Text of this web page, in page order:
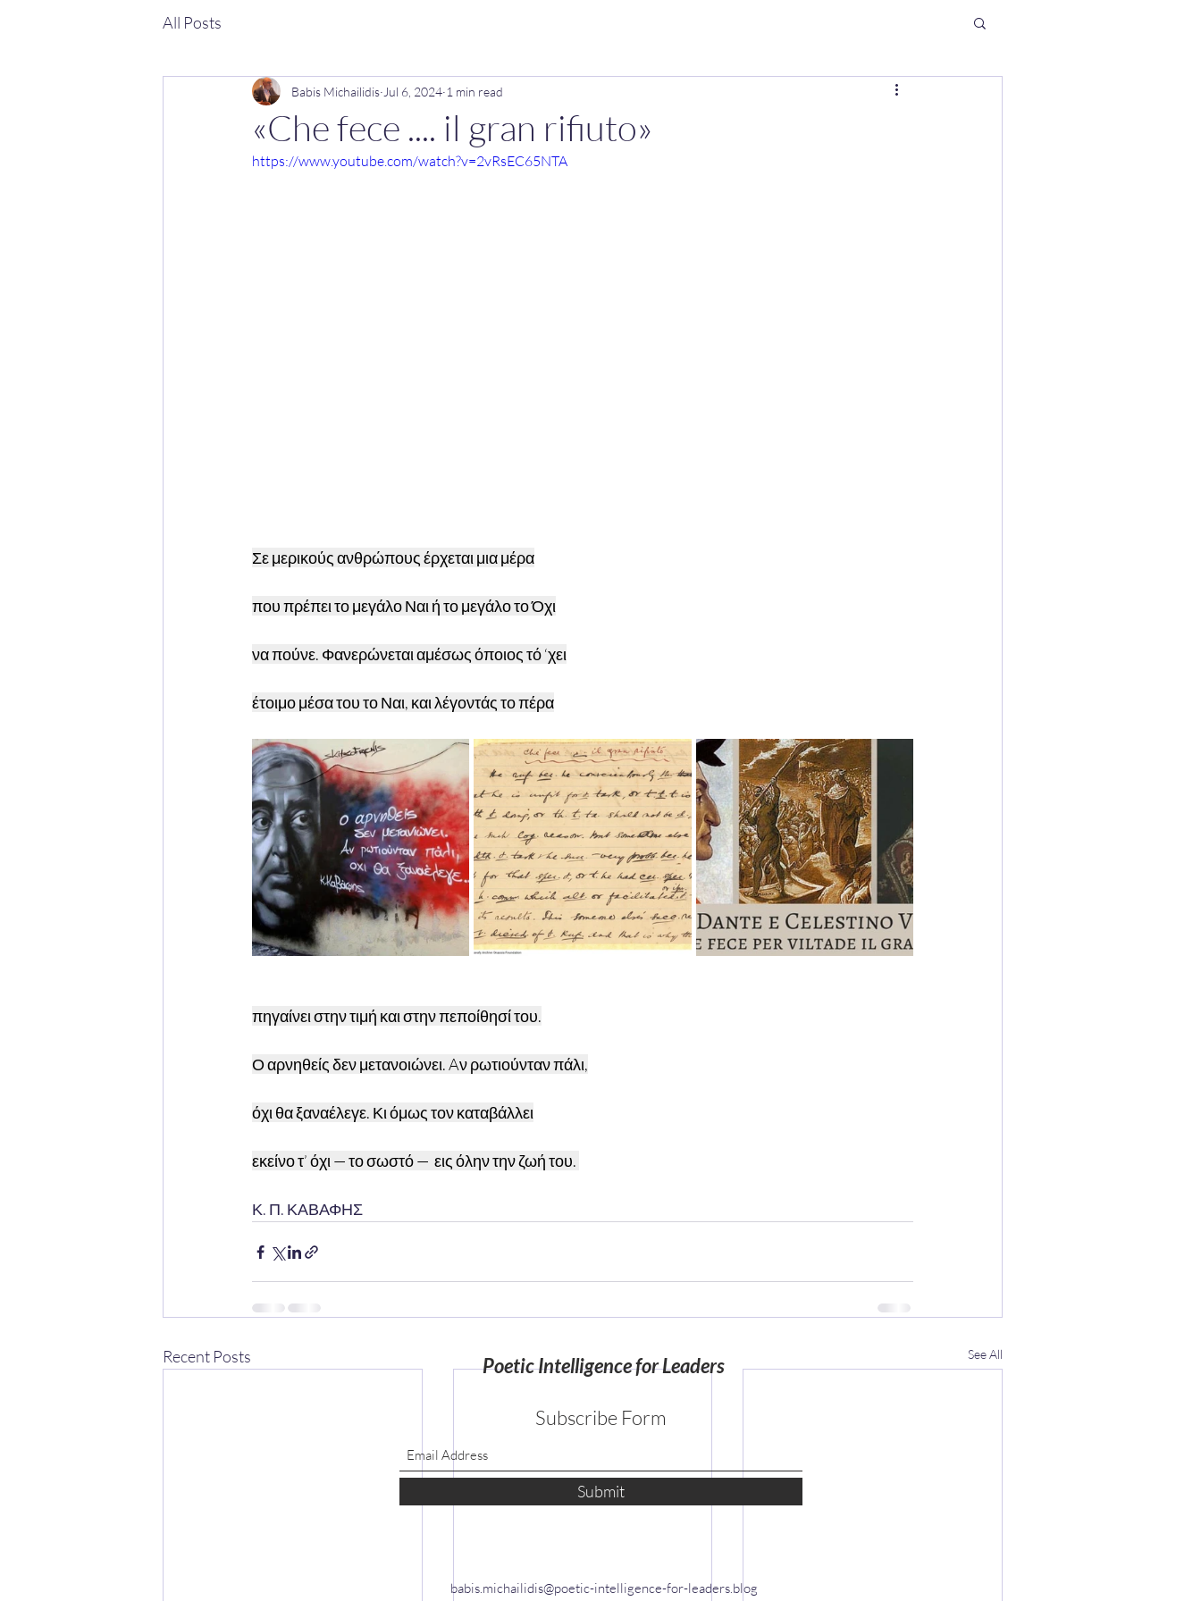
All Posts
«Che fece .... il gran rifiuto»
Babis Michailidis Jul 6, 2024 1 min read
https://www.youtube.com/watch?v=2vRsEC65NTA
Σε μερικούς ανθρώπους έρχεται μια μέρα
που πρέπει το μεγάλο Ναι ή το μεγάλο το Όχι
να πούνε. Φανερώνεται αμέσως όποιος τό ‘χει
έτοιμο μέσα του το Ναι, και λέγοντάς το πέρα
πηγαίνει στην τιμή και στην πεποίθησί του.
Ο αρνηθείς δεν μετανοιώνει. Aν ρωτιούνταν πάλι,
όχι θα ξαναέλεγε. Κι όμως τον καταβάλλει
εκείνο τ’ όχι — το σωστό —  εις όλην την ζωή του.
Κ. Π. ΚΑΒΑΦΗΣ
Recent Posts See All
Poetic Intelligence for Leaders
Subscribe Form
Submit
babis.michailidis@poetic-intelligence-for-leaders.blog